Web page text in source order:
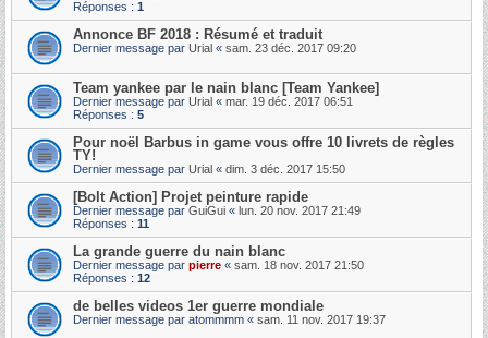
Réponses : 1
Annonce BF 2018 : Résumé et traduit
Dernier message par Urial « sam. 23 déc. 2017 09:20
Team yankee par le nain blanc [Team Yankee]
Dernier message par Urial « mar. 19 déc. 2017 06:51
Réponses : 5
Pour noël Barbus in game vous offre 10 livrets de règles
TY!
Dernier message par Urial « dim. 3 déc. 2017 15:50
[Bolt Action] Projet peinture rapide
Dernier message par GuiGui « lun. 20 nov. 2017 21:49
Réponses : 11
La grande guerre du nain blanc
Dernier message par pierre « sam. 18 nov. 2017 21:50
Réponses : 12
de belles videos 1er guerre mondiale
Dernier message par atommmm « sam. 11 nov. 2017 19:37